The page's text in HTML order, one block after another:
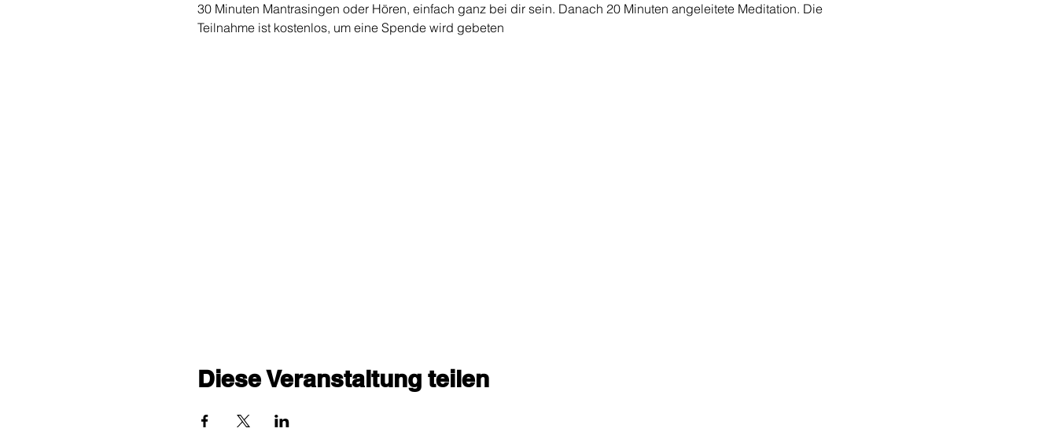
30 Minuten Mantrasingen oder Hören, einfach ganz bei dir sein. Danach 20 Minuten angeleitete Meditation. Die
Teilnahme ist kostenlos, um eine Spende wird gebeten
Diese Veranstaltung teilen